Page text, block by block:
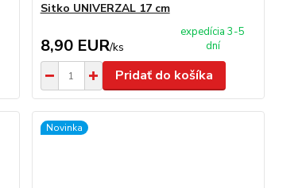
Sitko UNIVERZAL 17 cm
8,90 EUR/ks
expedícia 3-5
dní
Pridať do košíka
Novinka